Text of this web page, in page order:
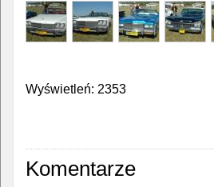
Wyświetleń: 2353
Komentarze